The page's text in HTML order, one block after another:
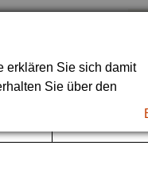
erklären Sie sich damit
Sie über den